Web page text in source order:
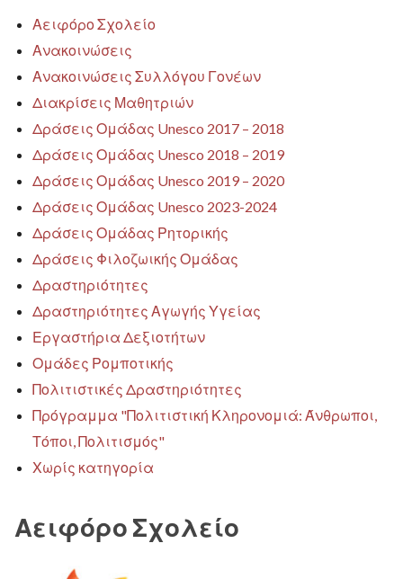
Αειφόρο Σχολείο
Ανακοινώσεις
Ανακοινώσεις Συλλόγου Γονέων
Διακρίσεις Μαθητριών
Δράσεις Ομάδας Unesco 2017 – 2018
Δράσεις Ομάδας Unesco 2018 – 2019
Δράσεις Ομάδας Unesco 2019 – 2020
Δράσεις Ομάδας Unesco 2023-2024
Δράσεις Ομάδας Ρητορικής
Δράσεις Φιλοζωικής Ομάδας
Δραστηριότητες
Δραστηριότητες Αγωγής Υγείας
Εργαστήρια Δεξιοτήτων
Ομάδες Ρομποτικής
Πολιτιστικές Δραστηριότητες
Πρόγραμμα "Πολιτιστική Κληρονομιά: Άνθρωποι,
Τόποι, Πολιτισμός"
Χωρίς κατηγορία
Αειφόρο Σχολείο